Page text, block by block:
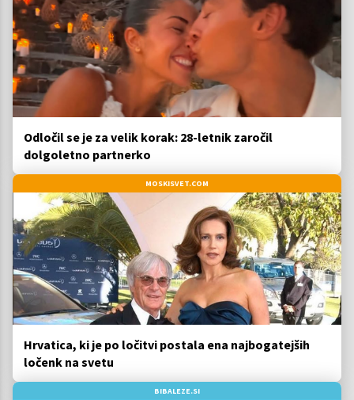
Odločil se je za velik korak: 28-letnik zaročil
dolgoletno partnerko
MOSKISVET.COM
Hrvatica, ki je po ločitvi postala ena najbogatejših
ločenk na svetu
BIBALEZE.SI